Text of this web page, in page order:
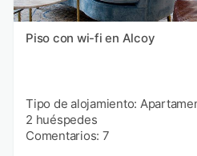
Piso con wi-fi en Alcoy
Tipo de alojamiento:
2 huéspedes
Comentarios: 7